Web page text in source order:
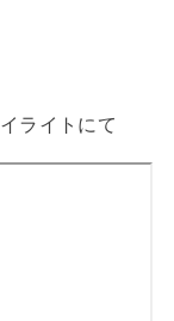
ライトにて